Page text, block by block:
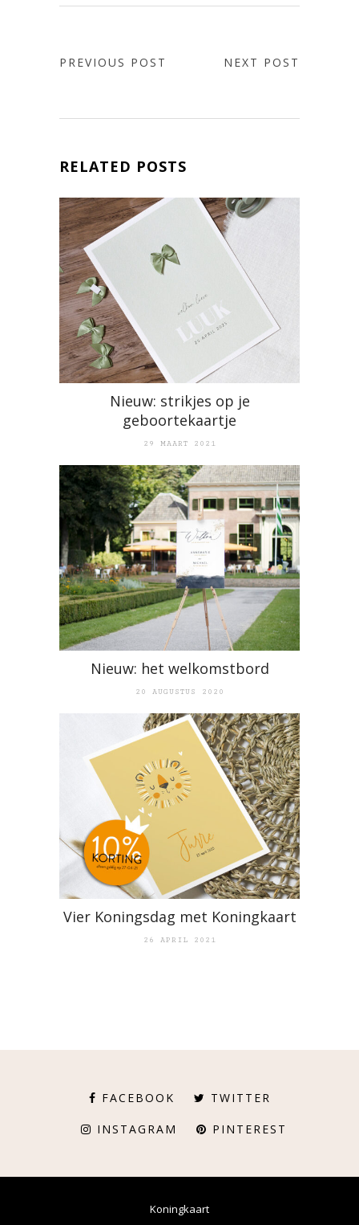
PREVIOUS POST NEXT POST
RELATED POSTS
Nieuw: strikjes op je
geboortekaartje
29 MAART 2021
Nieuw: het welkomstbord
20 AUGUSTUS 2020
Vier Koningsdag met Koningkaart
26 APRIL 2021
FACEBOOK TWITTER
INSTAGRAM PINTEREST
Koningkaart